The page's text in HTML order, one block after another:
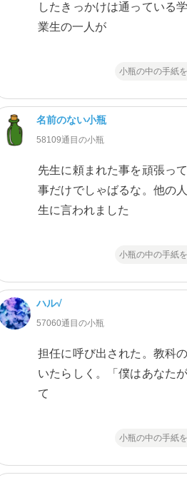
したきっかけは通っている
業生の一人が
小瓶の中の手紙
名前のない小瓶
58109通目の小瓶
先生に頼まれた事を頑張っ
事だけでしゃばるな。他の
生に言われました
小瓶の中の手紙
ハル√
57060通目の小瓶
担任に呼び出された。教科
いたらしく。「僕はあなた
て
小瓶の中の手紙